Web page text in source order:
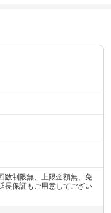
数制限無、上限金額無、免
長保証もご用意してござい